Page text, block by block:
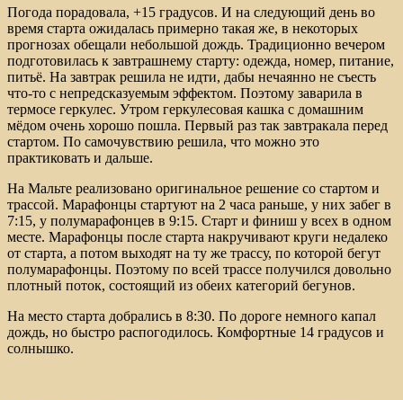
Погода порадовала, +15 градусов. И на следующий день во
время старта ожидалась примерно такая же, в некоторых
прогнозах обещали небольшой дождь. Традиционно вечером
подготовилась к завтрашнему старту: одежда, номер, питание,
питьё. На завтрак решила не идти, дабы нечаянно не съесть
что-то с непредсказуемым эффектом. Поэтому заварила в
термосе геркулес. Утром геркулесовая кашка с домашним
мёдом очень хорошо пошла. Первый раз так завтракала перед
стартом. По самочувствию решила, что можно это
практиковать и дальше.
На Мальте реализовано оригинальное решение со стартом и
трассой. Марафонцы стартуют на 2 часа раньше, у них забег в
7:15, у полумарафонцев в 9:15. Старт и финиш у всех в одном
месте. Марафонцы после старта накручивают круги недалеко
от старта, а потом выходят на ту же трассу, по которой бегут
полумарафонцы. Поэтому по всей трассе получился довольно
плотный поток, состоящий из обеих категорий бегунов.
На место старта добрались в 8:30. По дороге немного капал
дождь, но быстро распогодилось. Комфортные 14 градусов и
солнышко.